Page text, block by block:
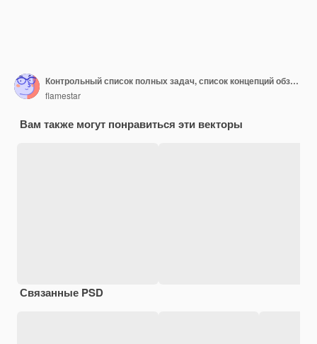
Контрольный список полных задач, список концепций обзорного экзамена. Премиальное качество Современный плоский дизайн.
flamestar
Вам также могут понравиться эти векторы
Связанные PSD